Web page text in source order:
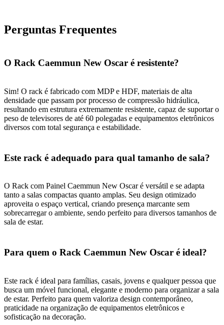
Perguntas Frequentes
O Rack Caemmun New Oscar é resistente?
Sim! O rack é fabricado com MDP e HDF, materiais de alta
densidade que passam por processo de compressão hidráulica,
resultando em estrutura extremamente resistente, capaz de suportar o
peso de televisores de até 60 polegadas e equipamentos eletrônicos
diversos com total segurança e estabilidade.
Este rack é adequado para qual tamanho de sala?
O Rack com Painel Caemmun New Oscar é versátil e se adapta
tanto a salas compactas quanto amplas. Seu design otimizado
aproveita o espaço vertical, criando presença marcante sem
sobrecarregar o ambiente, sendo perfeito para diversos tamanhos de
sala de estar.
Para quem o Rack Caemmun New Oscar é ideal?
Este rack é ideal para famílias, casais, jovens e qualquer pessoa que
busca um móvel funcional, elegante e moderno para organizar a sala
de estar. Perfeito para quem valoriza design contemporâneo,
praticidade na organização de equipamentos eletrônicos e
sofisticação na decoração.